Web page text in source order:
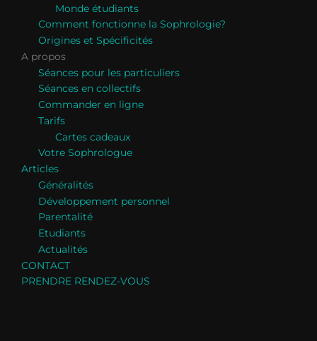
Monde étudiants
Comment fonctionne la Sophrologie?
Origines et Spécificités
A propos
Séances pour les particuliers
Séances en collectifs
Commander en ligne
Tarifs
Cartes cadeaux
Votre Sophrologue
Articles
Généralités
Développement personnel
Parentalité
Etudiants
Actualités
CONTACT
PRENDRE RENDEZ-VOUS